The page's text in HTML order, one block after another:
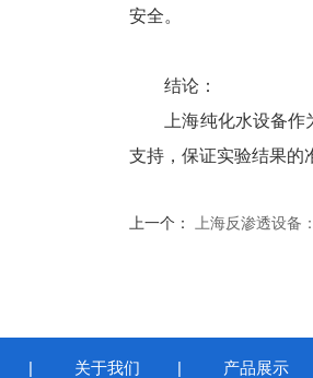
安全。
结论：
上海纯化水设备作为
支持，保证实验结果的
上一个： 上海反渗透设备
| 关于我们 | 产品展示